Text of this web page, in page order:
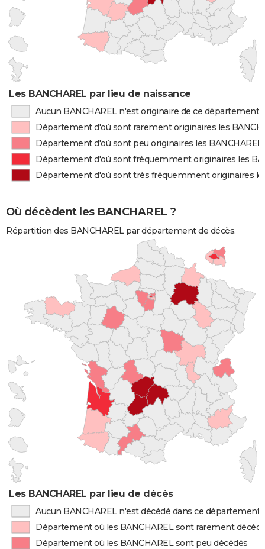
Les BANCHAREL par lieu de naissance
Aucun BANCHAREL n'est originaire de ce département
Département d'où sont rarement originaires les
Département d'où sont peu originaires les BANCHAREL
Département d'où sont fréquemment originaires les
Département d'où sont très fréquemment originaires
Où décèdent les BANCHAREL ?
Répartition des BANCHAREL par département de décès.
Les BANCHAREL par lieu de décès
Aucun BANCHAREL n'est décédé dans ce département
Département où les BANCHAREL sont rarement
Département où les BANCHAREL sont peu décédés